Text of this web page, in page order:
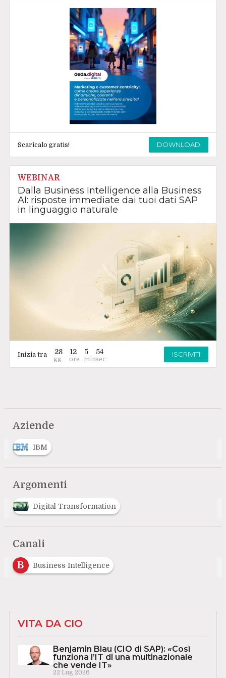
Scaricalo gratis! DOWNLOAD
WEBINAR
Dalla Business Intelligence alla Business
AI: risposte immediate dai tuoi dati SAP
in linguaggio naturale
Inizia tra 28 12 5 54 ISCRIVITI
Aziende
IBM
Argomenti
Digital Transformation
Canali
B
Business Intelligence
VITA DA CIO
Benjamin Blau (CIO di SAP): «Così
funziona l’IT di una multinazionale
che vende IT»
22 Lug 2026